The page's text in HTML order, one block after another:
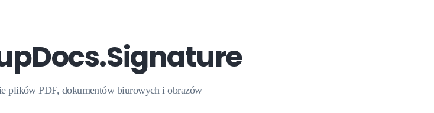
plików PDF, dokumentów biurowych i obrazów